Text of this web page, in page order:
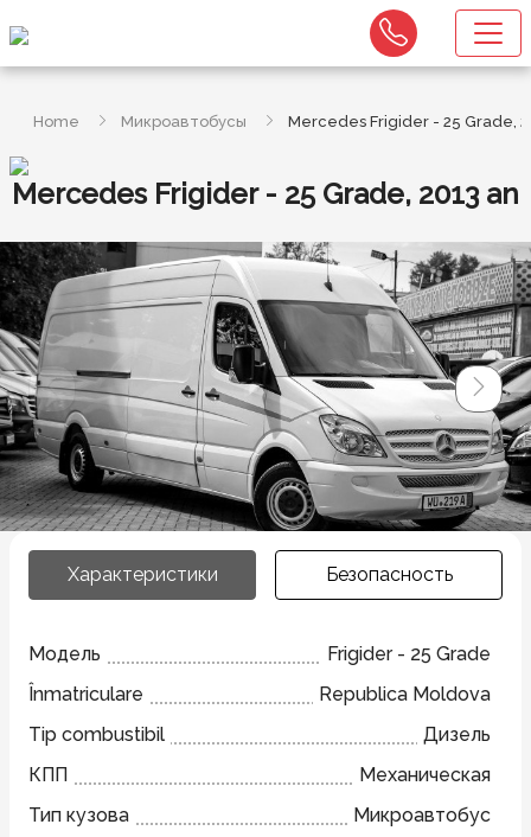
Home Микроавтобусы Mercedes Frigider - 25 Grade,
Mercedes Frigider - 25 Grade, 2013 an
Характеристики Безопасность
Модель
Frigider - 25 Grade
Înmatriculare
Republica Moldova
Tip combustibil
Дизель
КПП
Механическая
Тип кузова
Микроавтобус